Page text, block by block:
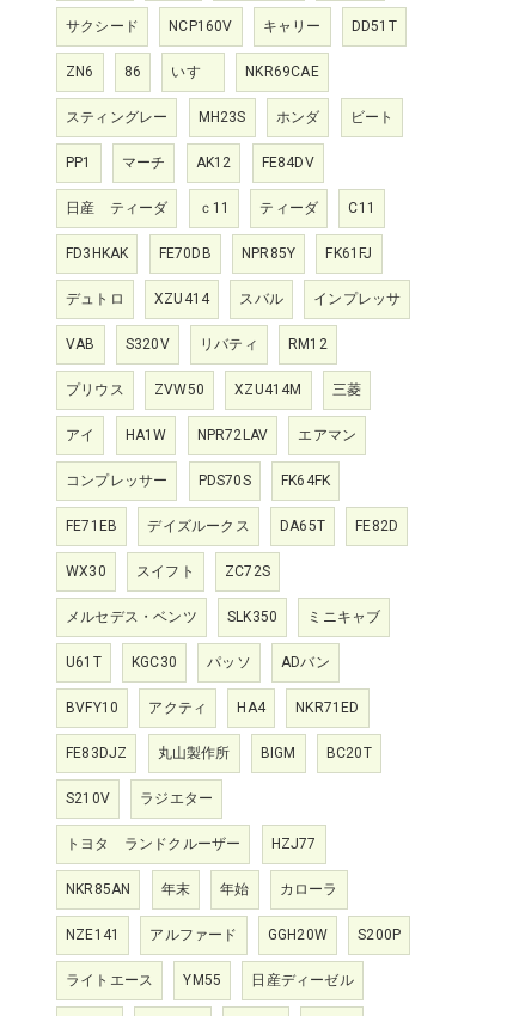
サクシード NCP160V キャリー DD51T
ZN6 86 いすゞ NKR69CAE
スティングレー MH23S ホンダ ビート
PP1 マーチ AK12 FE84DV
日産 ティーダ ｃ11 ティーダ C11
FD3HKAK FE70DB NPR85Y FK61FJ
デュトロ XZU414 スバル インプレッサ
VAB S320V リバティ RM12
プリウス ZVW50 XZU414M 三菱
アイ HA1W NPR72LAV エアマン
コンプレッサー PDS70S FK64FK
FE71EB デイズルークス DA65T FE82D
WX30 スイフト ZC72S
メルセデス・ベンツ SLK350 ミニキャブ
U61T KGC30 パッソ ADバン
BVFY10 アクティ HA4 NKR71ED
FE83DJZ 丸山製作所 BIGM BC20T
S210V ラジエター
トヨタ ランドクルーザー HZJ77
NKR85AN 年末 年始 カローラ
NZE141 アルファード GGH20W S200P
ライトエース YM55 日産ディーゼル